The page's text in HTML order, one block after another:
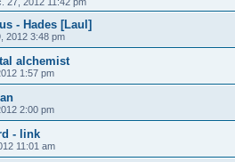
- Hades [Laul]
2012 3:48 pm
alchemist
1:57 pm
2:00 pm
- link
11:01 am